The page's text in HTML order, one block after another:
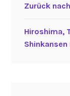
Zurück
Hiroshima,